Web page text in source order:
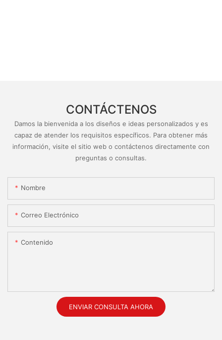
CONTÁCTENOS
Damos la bienvenida a los diseños e ideas personalizados y es
capaz de atender los requisitos específicos. Para obtener más
información, visite el sitio web o contáctenos directamente con
preguntas o consultas.
Nombre
Correo Electrónico
Contenido
ENVIAR CONSULTA AHORA